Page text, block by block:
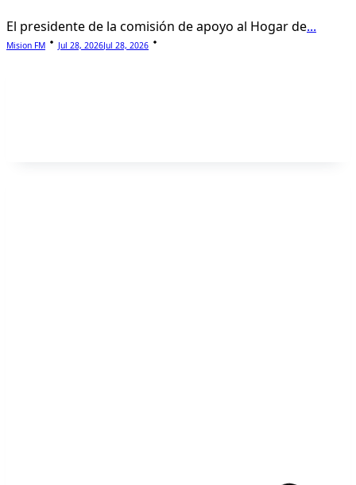
El presidente de la comisión de apoyo al Hogar de...
Mision FM Jul 28, 2026Jul 28, 2026